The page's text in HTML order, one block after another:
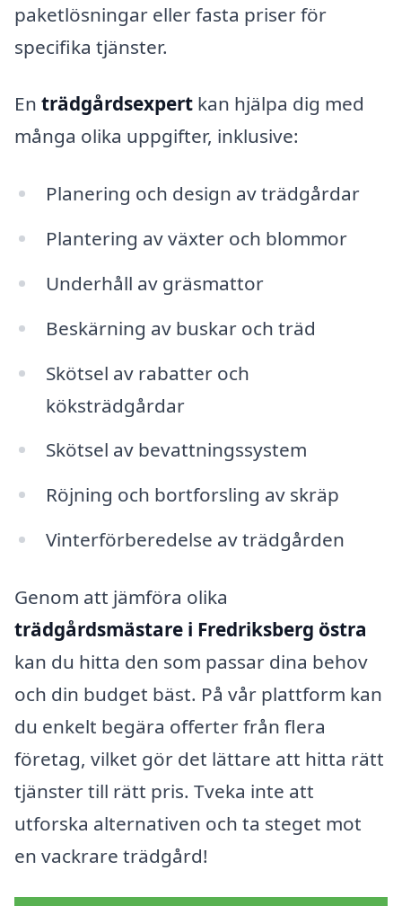
paketlösningar eller fasta priser för
specifika tjänster.
En trädgårdsexpert kan hjälpa dig med
många olika uppgifter, inklusive:
Planering och design av trädgårdar
Plantering av växter och blommor
Underhåll av gräsmattor
Beskärning av buskar och träd
Skötsel av rabatter och
köksträdgårdar
Skötsel av bevattningssystem
Röjning och bortforsling av skräp
Vinterförberedelse av trädgården
Genom att jämföra olika
trädgårdsmästare i Fredriksberg östra
kan du hitta den som passar dina behov
och din budget bäst. På vår plattform kan
du enkelt begära offerter från flera
företag, vilket gör det lättare att hitta rätt
tjänster till rätt pris. Tveka inte att
utforska alternativen och ta steget mot
en vackrare trädgård!